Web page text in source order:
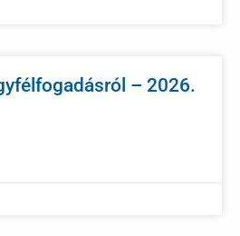
– 2026.